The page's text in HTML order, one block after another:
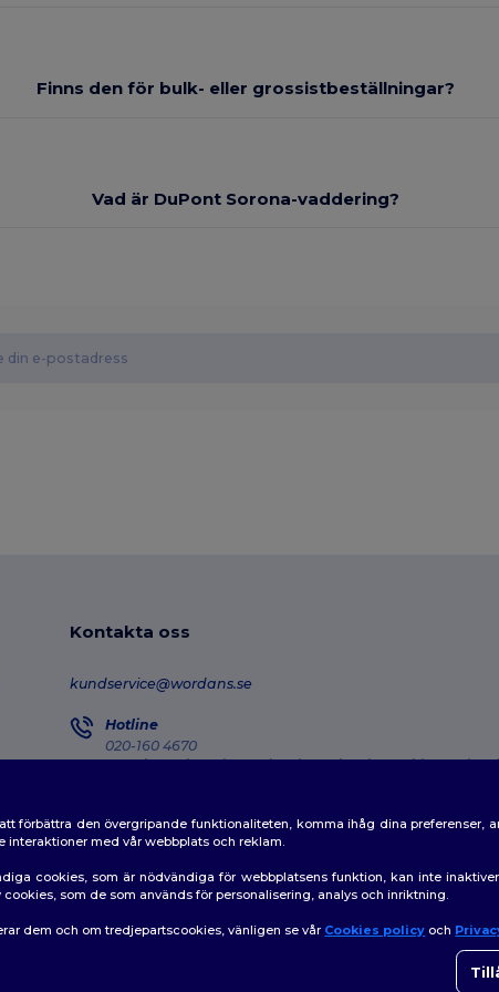
Finns den för bulk- eller grossistbeställningar?
Vad är DuPont Sorona-vaddering?
Kontakta oss
kundservice@wordans.se
Hotline
020-160 4670
Monday - Thursday : 10h-13h & 14h-17h30 Friday : 10h-
förbättra den övergripande funktionaliteten, komma ihåg dina preferenser,
interaktioner med vår webbplats och reklam.
cookies, som är nödvändiga för webbplatsens funktion, kan inte
som de som används för personalisering, analys och inriktning.
dem och om tredjepartscookies, vänligen se vår Cookies policy och
👋
Om